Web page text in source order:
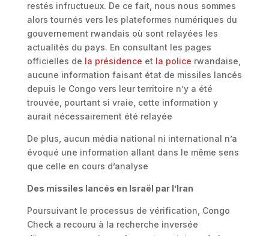
restés infructueux. De ce fait, nous nous sommes
alors tournés vers les plateformes numériques du
gouvernement rwandais où sont relayées les
actualités du pays. En consultant les pages
officielles de la présidence et la police rwandaise,
aucune information faisant état de missiles lancés
depuis le Congo vers leur territoire n’y a été
trouvée, pourtant si vraie, cette information y
aurait nécessairement été relayée
De plus, aucun média national ni international n’a
évoqué une information allant dans le même sens
que celle en cours d’analyse
Des missiles lancés en Israël par l’Iran
Poursuivant le processus de vérification, Congo
Check a recouru à la recherche inversée